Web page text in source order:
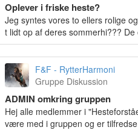
Oplever i friske heste?
Jeg syntes vores to ellers rolige
t lidt op af deres sommerhi???
F&F - RytterHarmoni
Gruppe Diskussion
ADMIN omkring gruppen
Hej alle medlemmer i
være med i gruppen og er